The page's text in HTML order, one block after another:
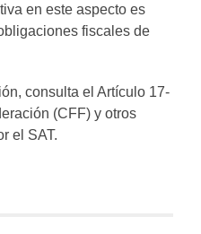
en este aspecto es
fiscales de
consulta el Artículo 17-
(CFF) y otros
el SAT.